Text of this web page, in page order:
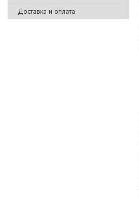
Доставка и оплата